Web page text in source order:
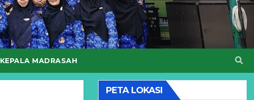
KEPALA MADRASAH
PETA LOKASI